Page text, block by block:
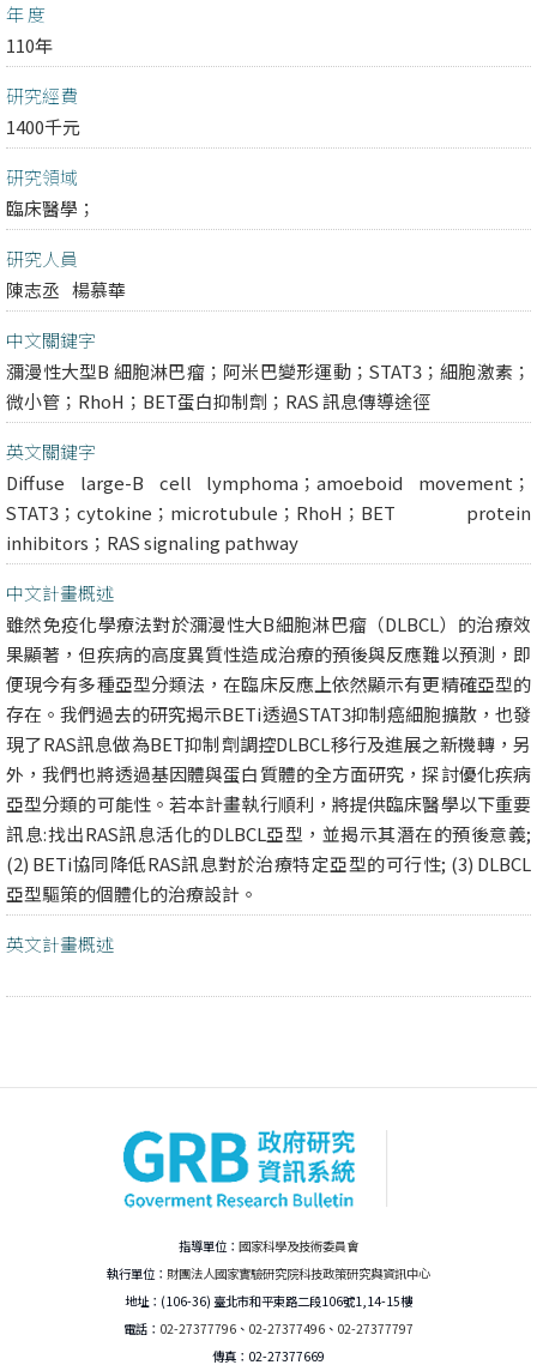
年 度
110年
研究經費
1400千元
研究領域
臨床醫學；
研究人員
陳志丞 楊慕華
中文關鍵字
瀰漫性大型B 細胞淋巴瘤；阿米巴變形運動；STAT3；細胞激素；
微小管；RhoH；BET蛋白抑制劑；RAS 訊息傳導途徑
英文關鍵字
Diffuse large-B cell lymphoma；amoeboid movement；
STAT3；cytokine；microtubule；RhoH；BET protein
inhibitors；RAS signaling pathway
中文計畫概述
雖然免疫化學療法對於瀰漫性大B細胞淋巴瘤（DLBCL）的治療效
果顯著，但疾病的高度異質性造成治療的預後與反應難以預測，即
便現今有多種亞型分類法，在臨床反應上依然顯示有更精確亞型的
存在。我們過去的研究揭示BETi透過STAT3抑制癌細胞擴散，也發
現了RAS訊息做為BET抑制劑調控DLBCL移行及進展之新機轉，另
外，我們也將透過基因體與蛋白質體的全方面研究，探討優化疾病
亞型分類的可能性。若本計畫執行順利，將提供臨床醫學以下重要
訊息:找出RAS訊息活化的DLBCL亞型，並揭示其潛在的預後意義;
(2) BETi協同降低RAS訊息對於治療特定亞型的可行性; (3) DLBCL
亞型驅策的個體化的治療設計。
英文計畫概述
指導單位： 國家科學及技術委員會
執行單位： 財團法人國家實驗研究院科技政策研究與資訊中心
地址：(106-36) 臺北市和平東路二段106號1,14-15樓
電話： 02-27377796 、 02-27377496 、 02-27377797
傳真：02-27377669